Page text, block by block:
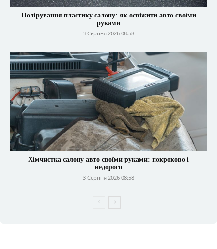
Полірування пластику салону: як освіжити авто своїми
руками
3 Серпня 2026 08:58
Хімчистка салону авто своїми руками: покроково і
недорого
3 Серпня 2026 08:58